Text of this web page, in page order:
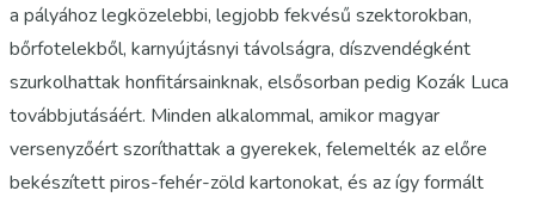
a pályához legközelebbi, legjobb fekvésű szektorokban,
bőrfotelekből, karnyújtásnyi távolságra, díszvendégként
szurkolhattak honfitársainknak, elsősorban pedig Kozák Luca
továbbjutásáért. Minden alkalommal, amikor magyar
versenyzőért szoríthattak a gyerekek, felemelték az előre
bekészített piros-fehér-zöld kartonokat, és az így formált